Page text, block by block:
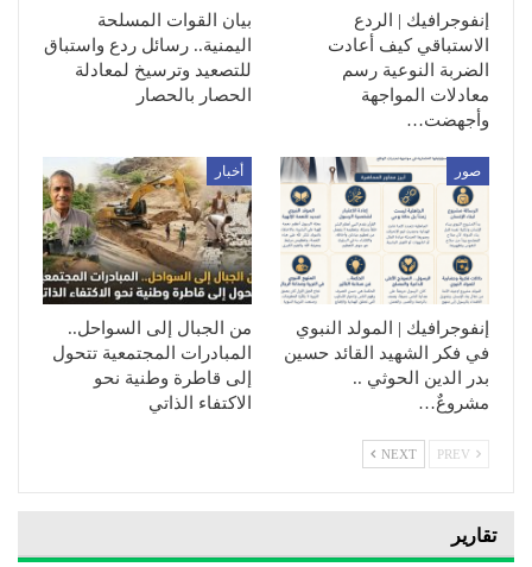
إنفوجرافيك | الردع
الاستباقي كيف أعادت
الضربة النوعية رسم
معادلات المواجهة
وأجهضت…
بيان القوات المسلحة
اليمنية.. رسائل ردع واستباق
للتصعيد وترسيخ لمعادلة
الحصار بالحصار
صور
إنفوجرافيك | المولد النبوي
في فكر الشهيد القائد حسين
بدر الدين الحوثي ..
مشروعٌ…
أخبار
من الجبال إلى السواحل..
المبادرات المجتمعية تتحول
إلى قاطرة وطنية نحو
الاكتفاء الذاتي
NEXT
تقارير